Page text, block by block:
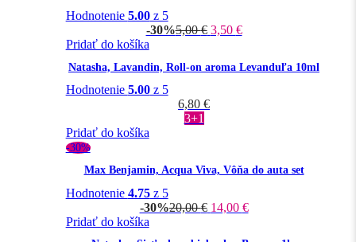
Hodnotenie 5.00z 5
-30%5,00€ 3,50 €
Pridať do košíka
Natasha, Lavandin, Roll-on aroma Levanduľa 10ml
Hodnotenie 5.00z 5
6,80 €
3+1
Pridať do košíka
-30%
Max Benjamin, Acqua Viva, Vôňa do auta set
Hodnotenie 4.75z 5
-30%20,00€ 14,00 €
Pridať do košíka